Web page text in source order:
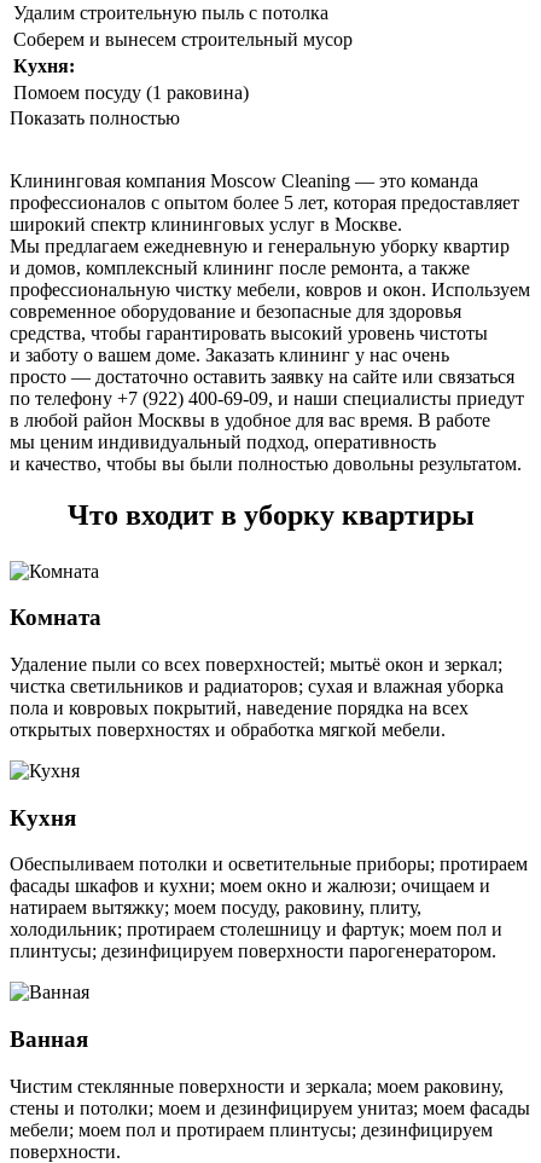
Удалим строительную пыль с потолка
Соберем и вынесем строительный мусор
Кухня:
Помоем посуду (1 раковина)
Показать полностью
Клининговая компания Moscow Cleaning — это команда
профессионалов с опытом более 5 лет, которая предоставляет
широкий спектр клининговых услуг в Москве.
Мы предлагаем ежедневную и генеральную уборку квартир
и домов, комплексный клининг после ремонта, а также
профессиональную чистку мебели, ковров и окон. Используем
современное оборудование и безопасные для здоровья
средства, чтобы гарантировать высокий уровень чистоты
и заботу о вашем доме. Заказать клининг у нас очень
просто — достаточно оставить заявку на сайте или связаться
по телефону +7 (922) 400-69-09, и наши специалисты приедут
в любой район Москвы в удобное для вас время. В работе
мы ценим индивидуальный подход, оперативность
и качество, чтобы вы были полностью довольны результатом.
Что входит в уборку квартиры
Комната
Удаление пыли со всех поверхностей; мытьё окон и зеркал;
чистка светильников и радиаторов; сухая и влажная уборка
пола и ковровых покрытий, наведение порядка на всех
открытых поверхностях и обработка мягкой мебели.
Кухня
Обеспыливаем потолки и осветительные приборы; протираем
фасады шкафов и кухни; моем окно и жалюзи; очищаем и
натираем вытяжку; моем посуду, раковину, плиту,
холодильник; протираем столешницу и фартук; моем пол и
плинтусы; дезинфицируем поверхности парогенератором.
Ванная
Чистим стеклянные поверхности и зеркала; моем раковину,
стены и потолки; моем и дезинфицируем унитаз; моем фасады
мебели; моем пол и протираем плинтусы; дезинфицируем
поверхности.